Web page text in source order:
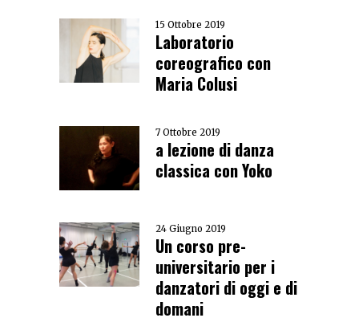
15 Ottobre 2019
Laboratorio
coreografico con
Maria Colusi
7 Ottobre 2019
a lezione di danza
classica con Yoko
24 Giugno 2019
Un corso pre-
universitario per i
danzatori di oggi e di
domani